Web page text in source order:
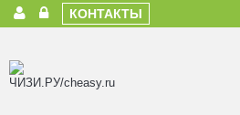
КОНТАКТЫ